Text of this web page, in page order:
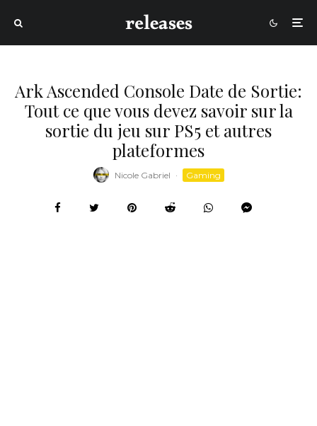
Ark Ascended Console Date de Sortie:
Tout ce que vous devez savoir sur la
sortie du jeu sur PS5 et autres
plateformes
Nicole Gabriel · Gaming